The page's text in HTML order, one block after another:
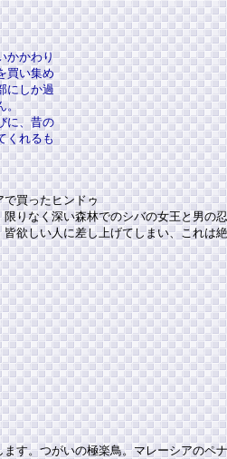
かかわり
買い集め
にしか過
。
に、昔の
くれるも
で買ったヒンドゥ
限りなく深い森林でのシバの女王と男の
皆欲しい人に差し上げてしまい、これは
ます。つがいの極楽鳥。マレーシアのペ